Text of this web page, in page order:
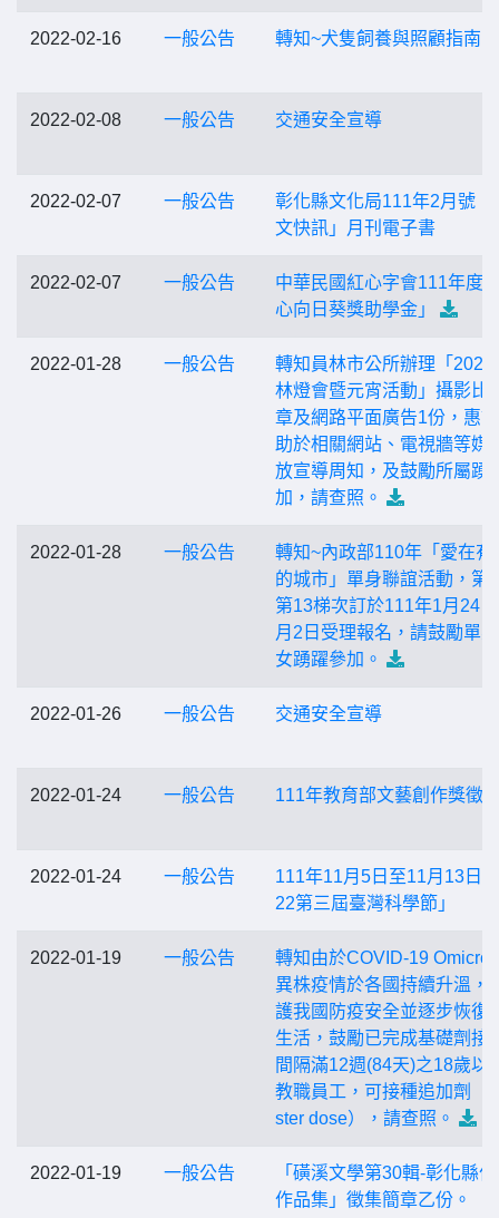
2022-02-16 一般公告 轉知~犬隻飼養與照顧指南
2022-02-08 一般公告 交通安全宣導
2022-02-07 一般公告
彰化縣文化局111年2月號「
文快訊」月刊電子書
2022-02-07 一般公告
中華民國紅心字會111年度
心向日葵獎助學金」
2022-01-28 一般公告
轉知員林市公所辦理「2022
林燈會暨元宵活動」攝影比
章及網路平面廣告1份，惠
助於相關網站、電視牆等媒
放宣導周知，及鼓勵所屬踴
加，請查照。
2022-01-28 一般公告
轉知~內政部110年「愛在有
的城市」單身聯誼活動，第
第13梯次訂於111年1月24
月2日受理報名，請鼓勵單
女踴躍參加。
2022-01-26 一般公告 交通安全宣導
2022-01-24 一般公告 111年教育部文藝創作獎徵
2022-01-24 一般公告
111年11月5日至11月13日
22第三屆臺灣科學節」
2022-01-19 一般公告
轉知由於COVID-19
異株疫情於各國持續升溫，
護我國防疫安全並逐步恢復
生活，鼓勵已完成基礎劑接
間隔滿12週(84天)之18歲以
教職員工，可接種追加劑（
ster dose），請查照。
2022-01-19 一般公告
「磺溪文學第30輯-彰化縣
作品集」徵集簡章乙份。